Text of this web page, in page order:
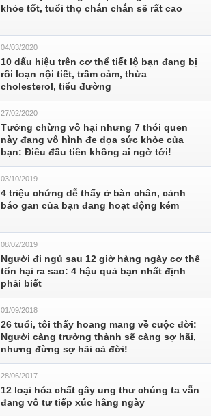
khỏe tốt, tuổi thọ chắn chắn sẽ rất cao
04/03/2020
10 dấu hiệu trên cơ thể tiết lộ bạn đang bị
rối loạn nội tiết, trầm cảm, thừa
cholesterol, tiểu đường
27/02/2020
Tưởng chừng vô hại nhưng 7 thói quen
này đang vô hình đe dọa sức khỏe của
bạn: Điều đầu tiên không ai ngờ tới!
03/10/2019
4 triệu chứng dễ thấy ở bàn chân, cảnh
báo gan của bạn đang hoạt động kém
08/02/2019
Người đi ngủ sau 12 giờ hàng ngày cơ thể
tổn hại ra sao: 4 hậu quả bạn nhất định
phải biết
01/09/2018
26 tuổi, tôi thấy hoang mang về cuộc đời:
Người càng trưởng thành sẽ càng sợ hãi,
nhưng đừng sợ hãi cả đời!
28/06/2017
12 loại hóa chất gây ung thư chúng ta vẫn
đang vô tư tiếp xúc hằng ngày